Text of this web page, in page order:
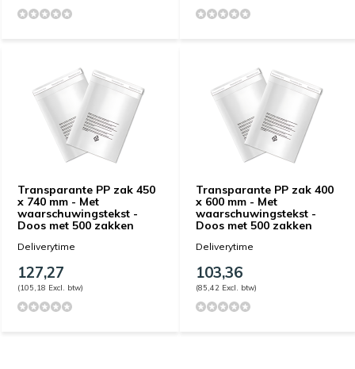
Transparante PP zak 450
x 740 mm - Met
waarschuwingstekst -
Doos met 500 zakken
Deliverytime
127,27
(105,18 Excl. btw)
Transparante PP zak 400
x 600 mm - Met
waarschuwingstekst -
Doos met 500 zakken
Deliverytime
103,36
(85,42 Excl. btw)